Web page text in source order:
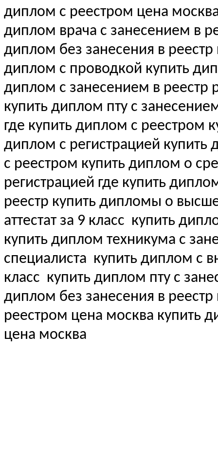
диплом с реестром цена
диплом врача с занесением в
диплом без занесения в
диплом с проводкой купить
диплом с занесением в реестр
купить диплом пту с
где купить диплом с реестром
диплом с регистрацией
с реестром купить диплом о
регистрацией где купить
реестр купить дипломы о
аттестат за 9 класс купить
купить диплом техникума с
специалиста купить диплом с
класс купить диплом пту с
диплом без занесения в
реестром цена москва купить
цена москва